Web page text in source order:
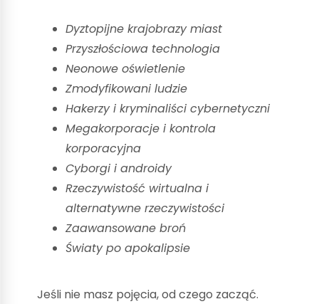
Dyztopijne krajobrazy miast
Przyszłościowa technologia
Neonowe oświetlenie
Zmodyfikowani ludzie
Hakerzy i kryminaliści cybernetyczni
Megakorporacje i kontrola
korporacyjna
Cyborgi i androidy
Rzeczywistość wirtualna i
alternatywne rzeczywistości
Zaawansowane broń
Światy po apokalipsie
Jeśli nie masz pojęcia, od czego zacząć.